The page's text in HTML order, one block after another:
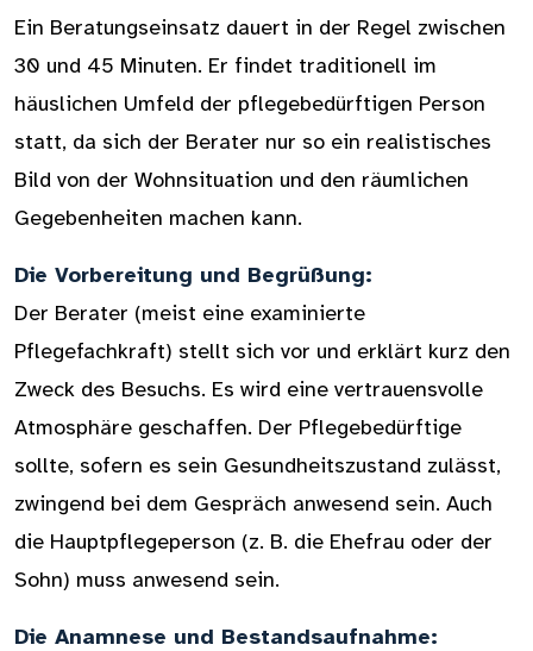
Ein Beratungseinsatz dauert in der Regel zwischen
30 und 45 Minuten. Er findet traditionell im
häuslichen Umfeld der pflegebedürftigen Person
statt, da sich der Berater nur so ein realistisches
Bild von der Wohnsituation und den räumlichen
Gegebenheiten machen kann.
Die Vorbereitung und Begrüßung:
Der Berater (meist eine examinierte
Pflegefachkraft) stellt sich vor und erklärt kurz den
Zweck des Besuchs. Es wird eine vertrauensvolle
Atmosphäre geschaffen. Der Pflegebedürftige
sollte, sofern es sein Gesundheitszustand zulässt,
zwingend bei dem Gespräch anwesend sein. Auch
die Hauptpflegeperson (z. B. die Ehefrau oder der
Sohn) muss anwesend sein.
Die Anamnese und Bestandsaufnahme: